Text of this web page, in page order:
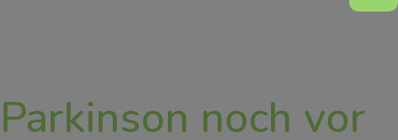
Parkinson noch vor